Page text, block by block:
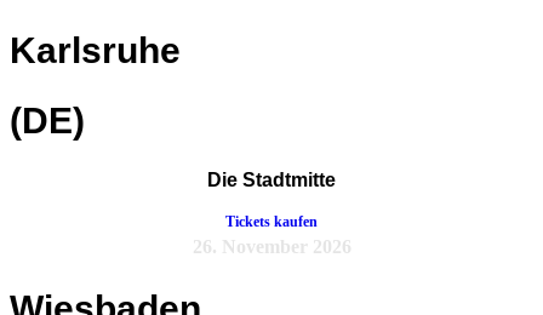
Karlsruhe
(DE)
Die Stadtmitte
Tickets kaufen
26. November 2026